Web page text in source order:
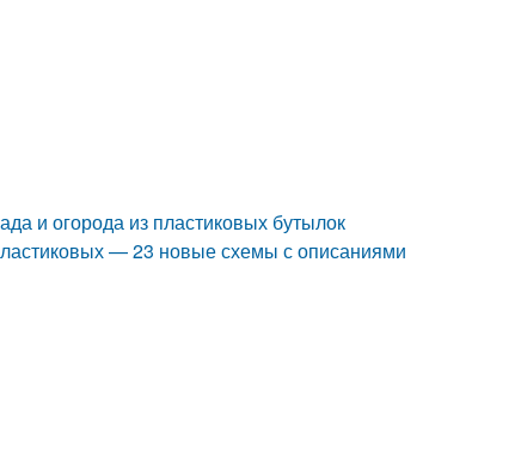
и огорода из пластиковых бутылок
— 23 новые схемы с описаниями